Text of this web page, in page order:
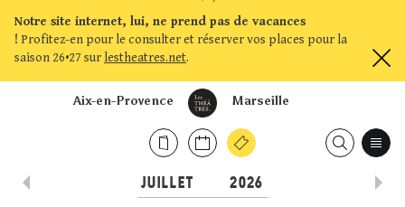
Notre site internet, lui, ne prend pas de vacances
! Profitez-en pour le consulter et réserver vos places pour la
saison 26•27 sur lestheatres.net.
Marseille
Aix-en-Provence